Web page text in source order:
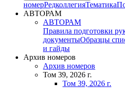
номерРедколлегияТематика
АВТОРАМ
АВТОРАМ
Правила подготовки
документыОбразцы
и гайды
Архив номеров
Архив номеров
Том 39, 2026 г.
Том 39, 2026 г.